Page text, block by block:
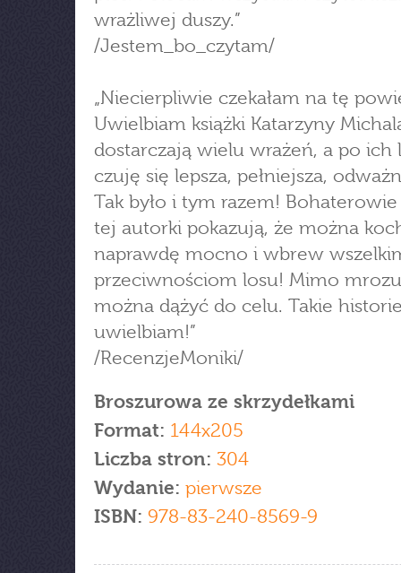
wrażliwej duszy.”
/Jestem_bo_czytam/
„Niecierpliwie czekałam na tę
Uwielbiam książki Katarzyny
dostarczają wielu wrażeń, a po ich
czuję się lepsza, pełniejsza,
Tak było i tym razem! Bohaterowie
tej autorki pokazują, że można
naprawdę mocno i wbrew
przeciwnościom losu! Mimo
można dążyć do celu. Takie
uwielbiam!”
/RecenzjeMoniki/
Broszurowa ze skrzydełkami
Format: 144x205
Liczba stron: 304
Wydanie: pierwsze
ISBN: 978-83-240-8569-9